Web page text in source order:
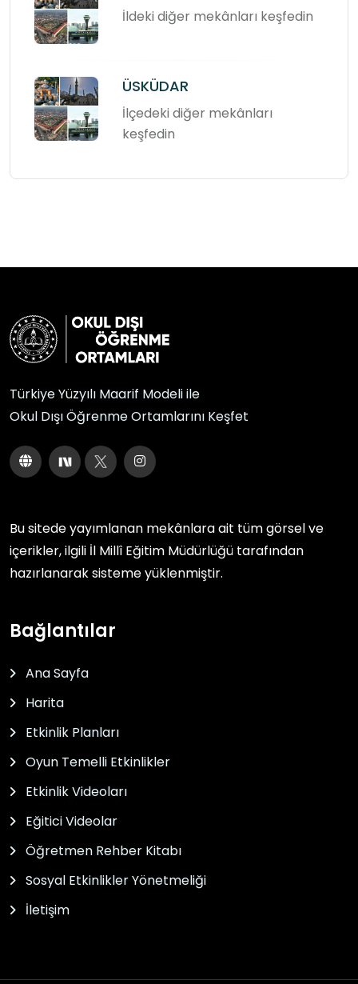
İldeki diğer mekânları keşfedin
ÜSKÜDAR
İlçedeki diğer mekânları
keşfedin
Türkiye Yüzyılı Maarif Modeli ile
Okul Dışı Öğrenme Ortamlarını Keşfet
Bu sitede yayımlanan mekânlara ait tüm görsel ve
içerikler, ilgili İl Millî Eğitim Müdürlüğü tarafından
hazırlanarak sisteme yüklenmiştir.
Bağlantılar
Ana Sayfa
Harita
Etkinlik Planları
Oyun Temelli Etkinlikler
Etkinlik Videoları
Eğitici Videolar
Öğretmen Rehber Kitabı
Sosyal Etkinlikler Yönetmeliği
İletişim